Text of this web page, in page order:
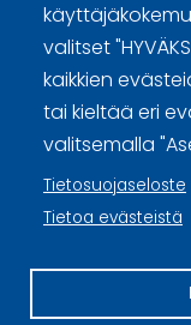
valitset
kaikkien
tai kieltää eri
valitsemalla
Tietosuojaseloste
Tietoa evästeistä
Curling.fi
Curling Finland
Sivuston